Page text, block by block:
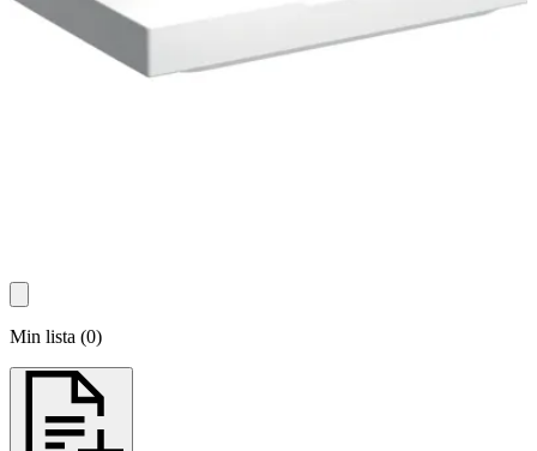
Min lista (0)